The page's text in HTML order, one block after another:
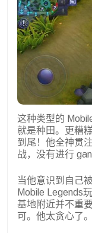
这种类型的
就是种田。更糟
到尾！他全神贯
战，没有进行
当他意识到自己
Mobile Legends
基地附近并不重
可。他太贪心了。